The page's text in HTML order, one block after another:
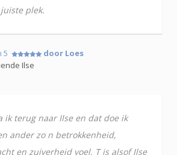
plek.
5
door Loes
Ilse
ik terug naar Ilse en dat doe ik
ander zo n betrokkenheid,
en zuiverheid voel. T is alsof Ilse